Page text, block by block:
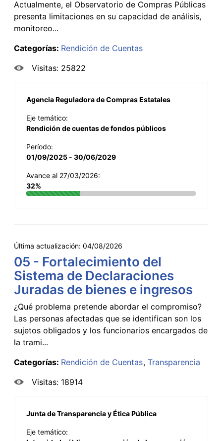
Actualmente, el Observatorio de Compras Públicas
presenta limitaciones en su capacidad de análisis,
monitoreo...
Categorías: Rendición de Cuentas
Visitas: 25822
Agencia Reguladora de Compras Estatales
Eje temático:
Rendición de cuentas de fondos públicos
Período:
01/09/2025 - 30/06/2029
Avance al 27/03/2026:
32%
Última actualización: 04/08/2026
05 - Fortalecimiento del
Sistema de Declaraciones
Juradas de bienes e ingresos
¿Qué problema pretende abordar el compromiso?
Las personas afectadas que se identifican son los
sujetos obligados y los funcionarios encargados de
la trami...
Categorías: Rendición de Cuentas Transparencia
Visitas: 18914
Junta de Transparencia y Ética Pública
Eje temático: